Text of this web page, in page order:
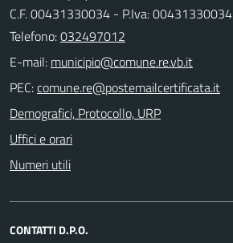
C.F. 00431330034 - P.Iva: 00431330034
Telefono:032497012
E-mail:
PEC:
Demografici, Protocollo, URP
Uffici e orari
Numeri utili
CONTATTI D.P.O.